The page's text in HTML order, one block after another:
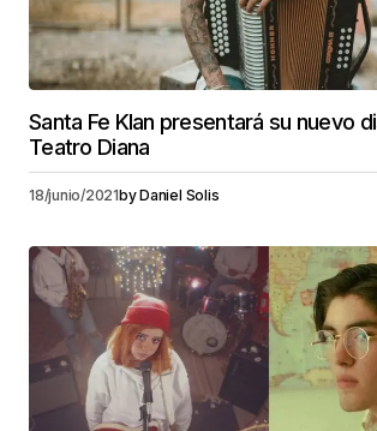
Santa Fe Klan presentará su nuevo
Teatro Diana
18/junio/2021byDaniel Solis